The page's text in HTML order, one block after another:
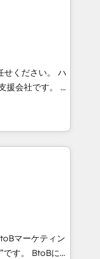
dei contatti e
le integrazioni
SAP,
del CRM in
le altre
ください。 ハ
援会社です。 ノ
設計・運用、他
カスタマーサ
結できる支援体
て終わり」では
、
種CMSを活用
制作経験をもと
マーケティン
に特